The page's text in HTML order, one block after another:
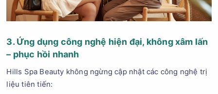
3. Ứng dụng công nghệ hiện đại, không xâm lấn
– phục hồi nhanh
Hills Spa Beauty không ngừng cập nhật các công nghệ trị
liệu tiên tiến: